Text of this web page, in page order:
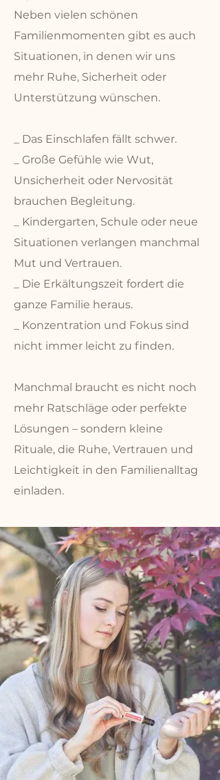
Neben vielen schönen
Familienmomenten gibt es auch
Situationen, in denen wir uns
mehr Ruhe, Sicherheit oder
Unterstützung wünschen.
_ Das Einschlafen fällt schwer.
_ Große Gefühle wie Wut,
Unsicherheit oder Nervosität
brauchen Begleitung.
_ Kindergarten, Schule oder neue
Situationen verlangen manchmal
Mut und Vertrauen.
_ Die Erkältungszeit fordert die
ganze Familie heraus.
_ Konzentration und Fokus sind
nicht immer leicht zu finden.
Manchmal braucht es nicht noch
mehr Ratschläge oder perfekte
Lösungen – sondern kleine
Rituale, die Ruhe, Vertrauen und
Leichtigkeit in den Familienalltag
einladen.